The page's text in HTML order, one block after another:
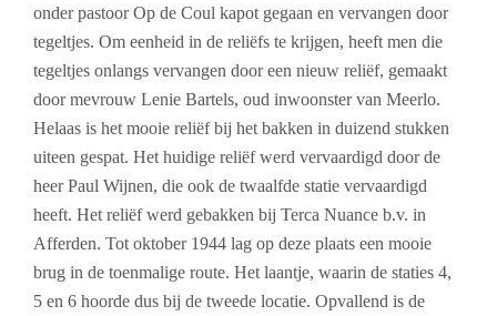
onder pastoor Op de Coul kapot gegaan en vervangen door
tegeltjes. Om eenheid in de reliëfs te krijgen, heeft men die
tegeltjes onlangs vervangen door een nieuw reliëf, gemaakt
door mevrouw Lenie Bartels, oud inwoonster van Meerlo.
Helaas is het mooie reliëf bij het bakken in duizend stukken
uiteen gespat. Het huidige reliëf werd vervaardigd door de
heer Paul Wijnen, die ook de twaalfde statie vervaardigd
heeft. Het reliëf werd gebakken bij Terca Nuance b.v. in
Afferden. Tot oktober 1944 lag op deze plaats een mooie
brug in de toenmalige route. Het laantje, waarin de staties 4,
5 en 6 hoorde dus bij de tweede locatie. Opvallend is de